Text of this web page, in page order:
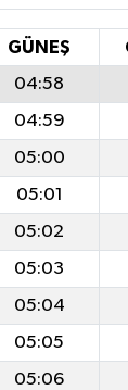
GÜNEŞ
04:58
04:59
05:00
05:01
05:02
05:03
05:04
05:05
05:06